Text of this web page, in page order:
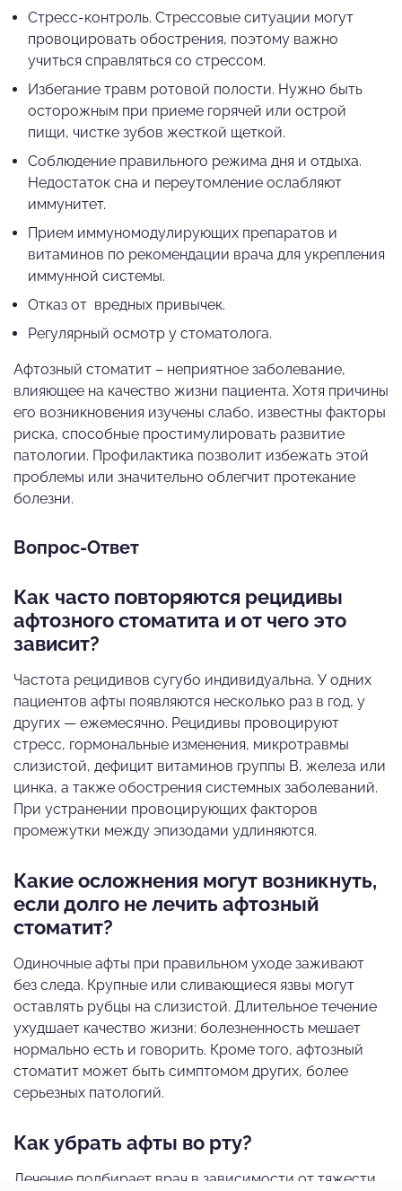
Стресс-контроль. Стрессовые ситуации могут
провоцировать обострения, поэтому важно
учиться справляться со стрессом.
Избегание травм ротовой полости. Нужно быть
осторожным при приеме горячей или острой
пищи, чистке зубов жесткой щеткой.
Соблюдение правильного режима дня и отдыха.
Недостаток сна и переутомление ослабляют
иммунитет.
Прием иммуномодулирующих препаратов и
витаминов по рекомендации врача для укрепления
иммунной системы.
Отказ от вредных привычек.
Регулярный осмотр у стоматолога.
Афтозный стоматит – неприятное заболевание,
влияющее на качество жизни пациента. Хотя причины
его возникновения изучены слабо, известны факторы
риска, способные простимулировать развитие
патологии. Профилактика позволит избежать этой
проблемы или значительно облегчит протекание
болезни.
Вопрос-Ответ
Как часто повторяются рецидивы
афтозного стоматита и от чего это
зависит?
Частота рецидивов сугубо индивидуальна. У одних
пациентов афты появляются несколько раз в год, у
других — ежемесячно. Рецидивы провоцируют
стресс, гормональные изменения, микротравмы
слизистой, дефицит витаминов группы В, железа или
цинка, а также обострения системных заболеваний.
При устранении провоцирующих факторов
промежутки между эпизодами удлиняются.
Какие осложнения могут возникнуть,
если долго не лечить афтозный
стоматит?
Одиночные афты при правильном уходе заживают
без следа. Крупные или сливающиеся язвы могут
оставлять рубцы на слизистой. Длительное течение
ухудшает качество жизни: болезненность мешает
нормально есть и говорить. Кроме того, афтозный
стоматит может быть симптомом других, более
серьезных патологий.
Как убрать афты во рту?
Лечение подбирает врач в зависимости от тяжести